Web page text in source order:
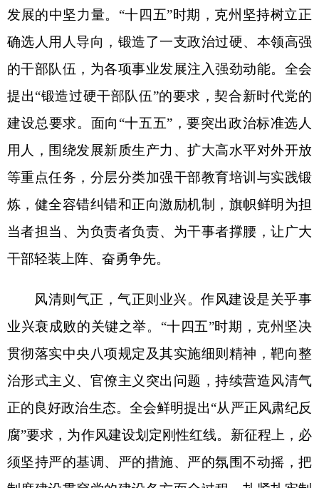
治形式主义、官僚主义突出问题，持续营造风清气
正的良好政治生态。全会鲜明提出“从严正风肃纪反
腐”要求，为作风建设划定刚性红线。新征程上，必
制度建设贯穿党的建设各方面全过程，扎紧扎牢制
度笼子，健全完善监督体系，引导广大党员干部知
敬畏、存戒惧、守底线，以优良党风政风凝聚各族
群众智慧力量，为克州“十五五”高质量发展注入廉
洁正气。
征程万里风正劲，重任千钧再出发。从“十四
五”的圆满收官到“十五五”的全新开局，加强党的建
紧密地团结在以习近平同志为核心的党中央周围，
凝聚同心筑梦、勇毅笃行的奋进伟力，为开创克
分享:
打印本页 关闭窗口